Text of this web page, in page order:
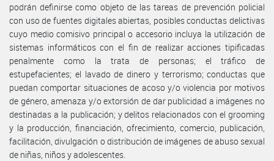
podrán definirse como objeto de las tareas de prevención policial
con uso de fuentes digitales abiertas, posibles conductas delictivas
cuyo medio comisivo principal o accesorio incluya la utilización de
sistemas informáticos con el fin de realizar acciones tipificadas
penalmente como la trata de personas; el tráfico de
estupefacientes; el lavado de dinero y terrorismo; conductas que
puedan comportar situaciones de acoso y/o violencia por motivos
de género, amenaza y/o extorsión de dar publicidad a imágenes no
destinadas a la publicación; y delitos relacionados con el grooming
y la producción, financiación, ofrecimiento, comercio, publicación,
facilitación, divulgación o distribución de imágenes de abuso sexual
de niñas, niños y adolescentes.